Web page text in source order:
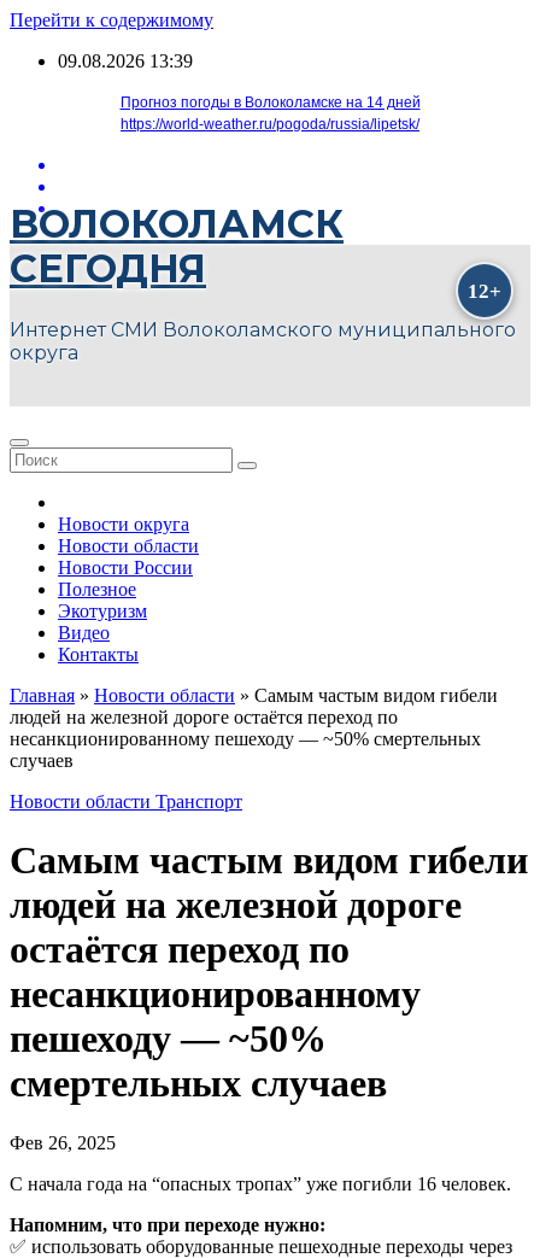
Перейти к содержимому
09.08.2026 13:39
Прогноз погоды в Волоколамске на 14 дней
https://world-weather.ru/pogoda/russia/lipetsk/
ВОЛОКОЛАМСК
СЕГОДНЯ
Интернет СМИ Волоколамского муниципального
округа
Новости округа
Новости области
Новости России
Полезное
Экотуризм
Видео
Контакты
Главная » Новости области » Самым частым видом гибели
людей на железной дороге остаётся переход по
несанкционированному пешеходу — ~50% смертельных
случаев
Новости области Транспорт
Самым частым видом гибели
людей на железной дороге
остаётся переход по
несанкционированному
пешеходу — ~50%
смертельных случаев
Фев 26, 2025
С начала года на “опасных тропах” уже погибли 16 человек.
Напомним, что при переходе нужно:
✅ использовать оборудованные пешеходные переходы через